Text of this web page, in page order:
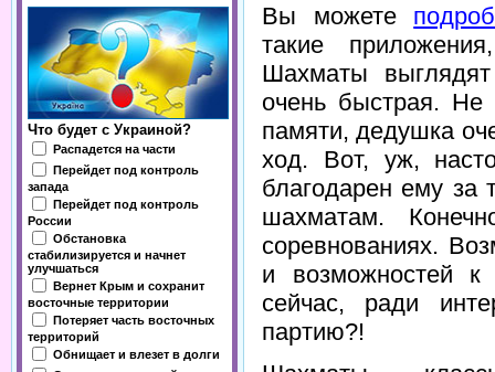
Что будет с Украиной?
Распадется на части
Перейдет под контроль
запада
Перейдет под контроль
России
Обстановка
стабилизируется и начнет
улучшаться
Вернет Крым и сохранит
восточные территории
Потеряет часть восточных
территорий
Обнищает и влезет в долги
Вы можете
такие
Шахматы
очень быстрая.
памяти, дедушка
ход. Вот, уж,
благодарен ему за
шахматам.
соревнованиях.
и возможностей
сейчас, ради
партию?!